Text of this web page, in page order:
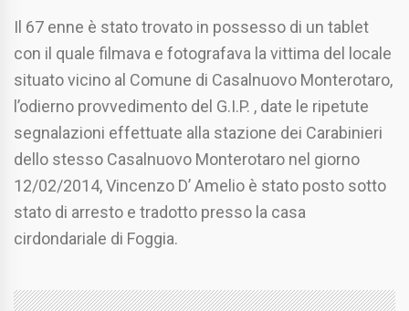
Il 67 enne è stato trovato in possesso di un tablet
con il quale filmava e fotografava la vittima del locale
situato vicino al Comune di Casalnuovo Monterotaro,
l’odierno provvedimento del G.I.P. , date le ripetute
segnalazioni effettuate alla stazione dei Carabinieri
dello stesso Casalnuovo Monterotaro nel giorno
12/02/2014, Vincenzo D’ Amelio è stato posto sotto
stato di arresto e tradotto presso la casa
cirdondariale di Foggia.